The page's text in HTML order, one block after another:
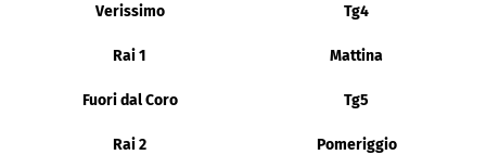
Verissimo Tg4
Rai 1 Mattina
Fuori dal Coro Tg5
Rai 2 Pomeriggio